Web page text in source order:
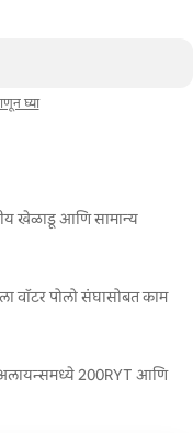
घ्या
खेळाडू आणि सामान्य
वॉटर पोलो संघासोबत काम
अलायन्समध्ये 200RYT आणि